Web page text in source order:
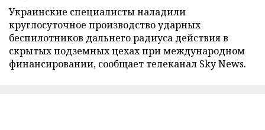
Украинские специалисты наладили
круглосуточное производство ударных
беспилотников дальнего радиуса действия в
скрытых подземных цехах при международном
финансировании, сообщает телеканал Sky News.